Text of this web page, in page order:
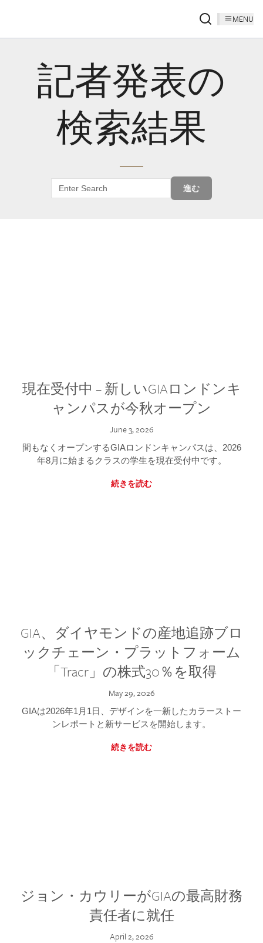
MENU
記者発表の
検索結果
進む
現在受付中 – 新しいGIAロンドンキ
ャンパスが今秋オープン
June 3, 2026
間もなくオープンするGIAロンドンキャンパスは、2026
年8月に始まるクラスの学生を現在受付中です。
続きを読む
GIA、ダイヤモンドの産地追跡ブロ
ックチェーン・プラットフォーム
「Tracr」の株式30％を取得
May 29, 2026
GIAは2026年1月1日、デザインを一新したカラーストー
ンレポートと新サービスを開始します。
続きを読む
ジョン・カウリーがGIAの最高財務
責任者に就任
April 2, 2026